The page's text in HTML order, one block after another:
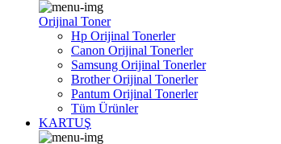
Orijinal Toner
Hp Orijinal Tonerler
Canon Orijinal Tonerler
Samsung Orijinal Tonerler
Brother Orijinal Tonerler
Pantum Orijinal Tonerler
Tüm Ürünler
KARTUŞ